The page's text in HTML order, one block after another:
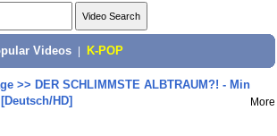
Videos K-POP
>> DER SCHLIMMSTE ALBTRAUM?! - Min
HD]
More